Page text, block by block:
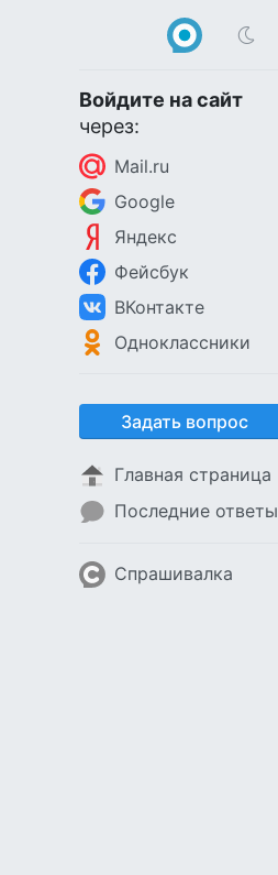
Войдите на сайт
через:
Mail.ru
Google
Яндекс
Фейсбук
ВКонтакте
Одноклассники
Задать вопрос
Главная страница
Последние ответы
Спрашивалка